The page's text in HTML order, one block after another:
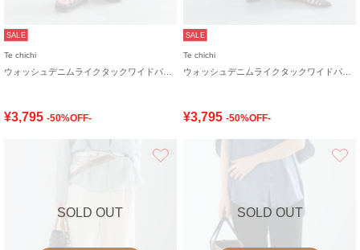
SALE
Te chichi
¥3,795 -50%OFF-
SALE
Te chichi
¥3,795 -50%OFF-
SOLD OUT SOLD OUT